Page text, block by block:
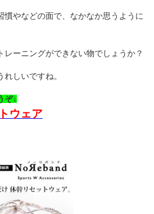
慣やなどの面で、なかなか思うように
レーニングができない物でしょうか？
しいですね。
ぞ↓
ウェア